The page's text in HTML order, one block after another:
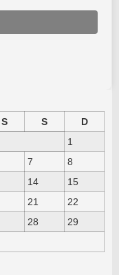
S S
D
1
7 8
14 15
21 22
28 29